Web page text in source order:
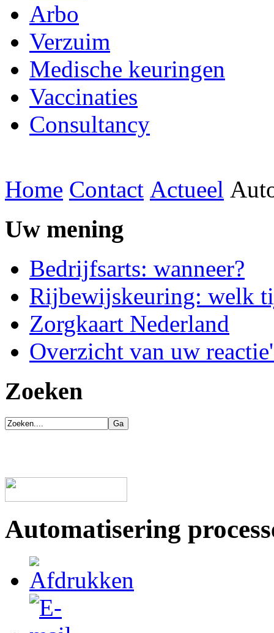
Arbo
Verzuim
Medische keuringen
Vaccinaties
Consultancy
Home Contact Actueel
Uw mening
Bedrijfsarts: wanneer?
Rijbewijskeuring: welk
Zorgkaart Nederland
Overzicht van uw
Zoeken
Automatisering